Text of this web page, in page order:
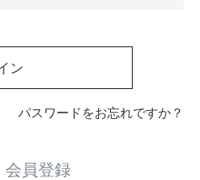
ン
パスワードをお忘れですか？
会員登録